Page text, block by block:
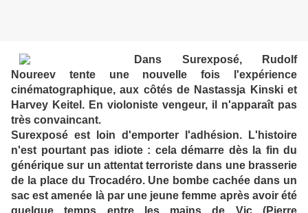
Dans Surexposé, Rudolf
Noureev tente une nouvelle fois l'expérience
cinématographique, aux côtés de Nastassja Kinski et
Harvey Keitel. En violoniste vengeur, il n'apparaît pas
très convaincant.
Surexposé est loin d'emporter l'adhésion. L'histoire
n'est pourtant pas idiote : cela démarre dès la fin du
générique sur un attentat terroriste dans une brasserie
de la place du Trocadéro. Une bombe cachée dans un
sac est amenée là par une jeune femme après avoir été